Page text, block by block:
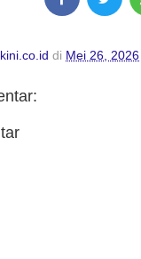
di Mei 26, 2026